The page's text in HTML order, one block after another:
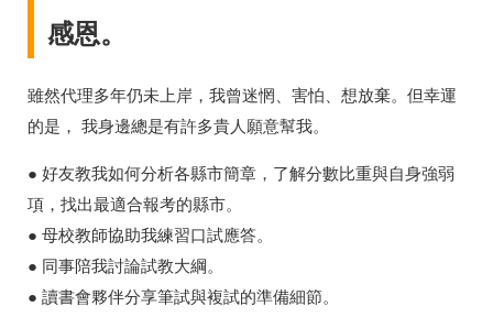
感恩。
雖然代理多年仍未上岸，我曾迷惘、害怕、想放棄。但幸運
的是， 我身邊總是有許多貴人願意幫我。
● 好友教我如何分析各縣市簡章，了解分數比重與自身強弱
項，找出最適合報考的縣市。
● 母校教師協助我練習口試應答。
● 同事陪我討論試教大綱。
● 讀書會夥伴分享筆試與複試的準備細節。